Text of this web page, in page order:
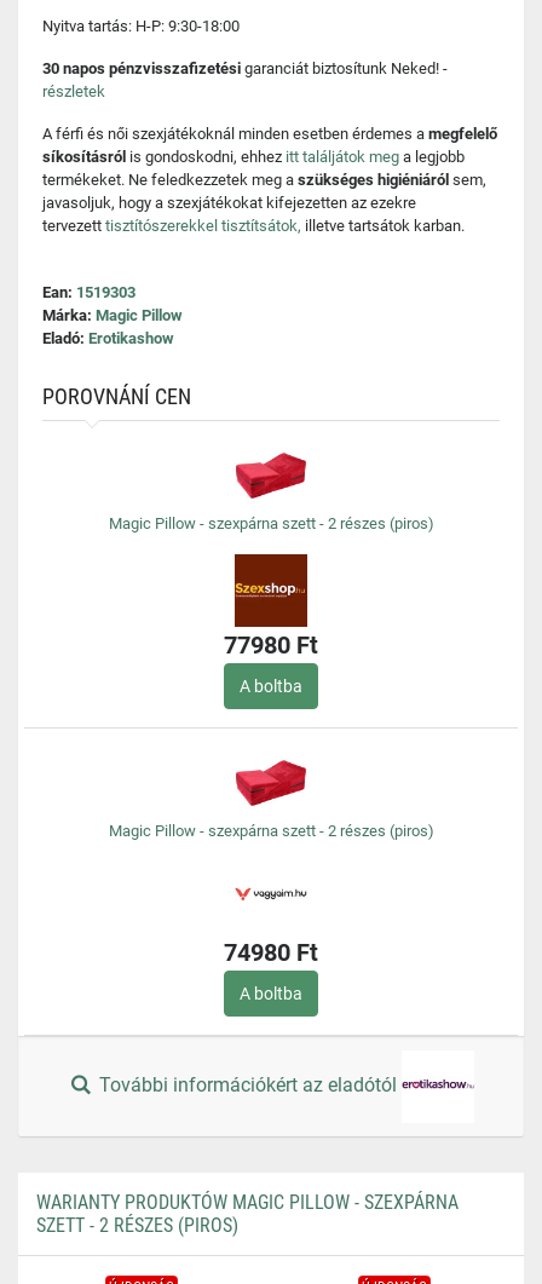
Nyitva tartás: H-P: 9:30-18:00
30 napos pénzvisszafizetési garanciát biztosítunk Neked! -
részletek
A férfi és női szexjátékoknál minden esetben érdemes a megfelelő
síkosításról is gondoskodni, ehhez itt találjátok meg a legjobb
termékeket. Ne feledkezzetek meg a szükséges higiéniáról sem,
javasoljuk, hogy a szexjátékokat kifejezetten az ezekre
tervezett tisztítószerekkel tisztítsátok, illetve tartsátok karban.
Ean: 1519303
Márka: Magic Pillow
Eladó: Erotikashow
POROVNÁNÍ CEN
Magic Pillow - szexpárna szett - 2 részes (piros)
77980 Ft
A boltba
Magic Pillow - szexpárna szett - 2 részes (piros)
74980 Ft
A boltba
További információkért az eladótól
WARIANTY PRODUKTÓW MAGIC PILLOW - SZEXPÁRNA
SZETT - 2 RÉSZES (PIROS)